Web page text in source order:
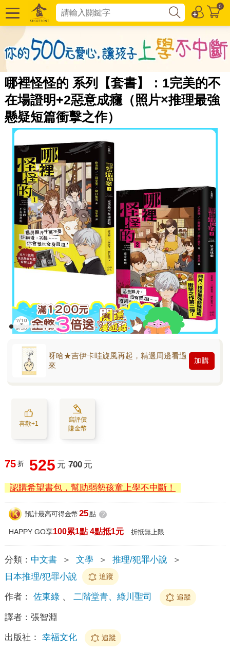
0
哪裡怪怪的 系列【套書】：1完美的不
在場證明+2惡意成癮（照片×推理最強
懸疑短篇衝擊之作）
呀哈★吉伊卡哇旋風再起，精選周邊看過
來
加購
喜歡+1
寫評價
賺金幣
75 折 525 元 700 元
認購希望書包，幫助弱勢孩童上學不中斷！
預計最高可得金幣 25點 ?
HAPPY GO享100累1點 4點抵1元 折抵無上限
分類： 中文書 ＞ 文學 ＞ 推理/犯罪小說
＞
日本推理/犯罪小說
追蹤
作者： 佐東綠、 二階堂青、綠川聖司 追蹤
譯者： 張智淵
出版社： 幸福文化 追蹤